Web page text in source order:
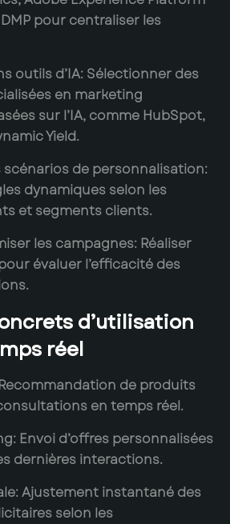
pour centraliser les
outils d’IA: Sélectionner des
en marketing
sur l’IA, comme HubSpot,
Yield.
de personnalisation:
dynamiques selon les
et segments clients.
les campagnes: Réaliser
évaluer l’efficacité des
d’utilisation
réel
Recommandation de produits
en temps réel.
Envoi d’offres personnalisées
dernières interactions.
Ajustement instantané des
selon les